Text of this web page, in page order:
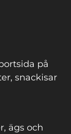
på
snackisar
ägs och